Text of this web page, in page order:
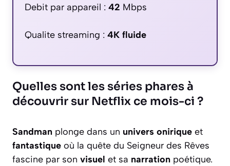
Debit par appareil : 42 Mbps
Qualite streaming : 4K fluide
Quelles sont les séries phares à
découvrir sur Netflix ce mois-ci ?
Sandman plonge dans un univers onirique et
fantastique où la quête du Seigneur des Rêves
fascine par son visuel et sa narration poétique.